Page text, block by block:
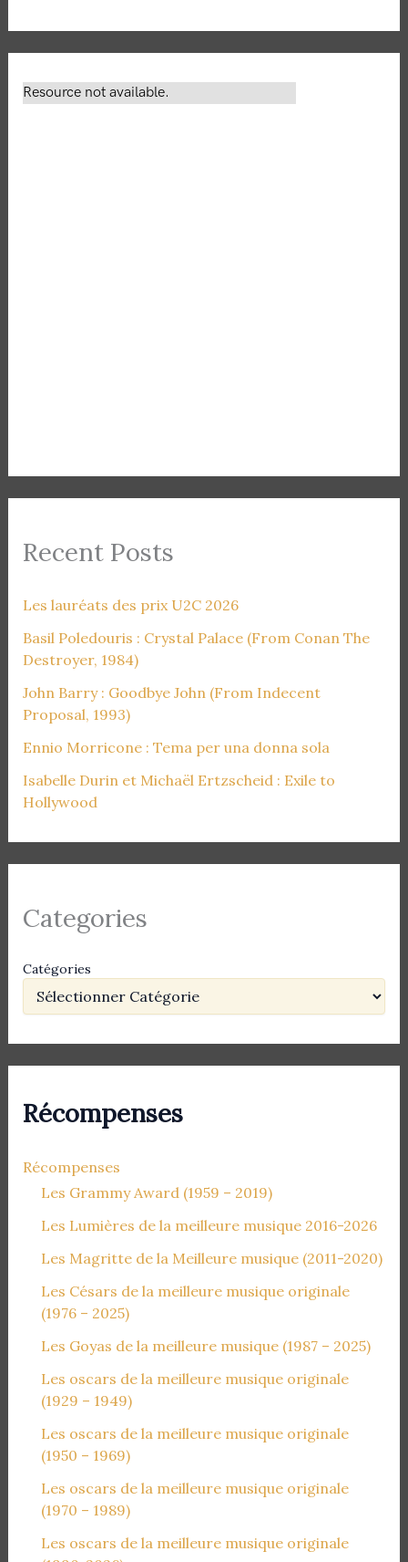
Recent Posts
Les lauréats des prix U2C 2026
Basil Poledouris : Crystal Palace (From Conan The
Destroyer, 1984)
John Barry : Goodbye John (From Indecent
Proposal, 1993)
Ennio Morricone : Tema per una donna sola
Isabelle Durin et Michaël Ertzscheid : Exile to
Hollywood
Categories
Catégories
Récompenses
Récompenses
Les Grammy Award (1959 – 2019)
Les Lumières de la meilleure musique 2016-2026
Les Magritte de la Meilleure musique (2011-2020)
Les Césars de la meilleure musique originale
(1976 – 2025)
Les Goyas de la meilleure musique (1987 – 2025)
Les oscars de la meilleure musique originale
(1929 – 1949)
Les oscars de la meilleure musique originale
(1950 – 1969)
Les oscars de la meilleure musique originale
(1970 – 1989)
Les oscars de la meilleure musique originale